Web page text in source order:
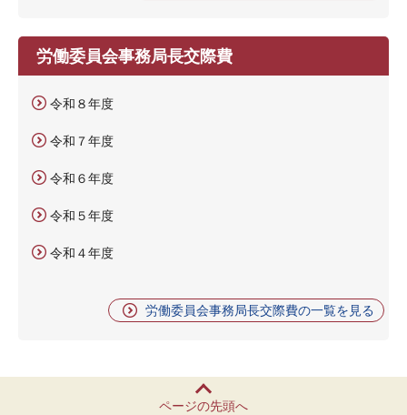
労働委員会事務局長交際費
令和８年度
令和７年度
令和６年度
令和５年度
令和４年度
労働委員会事務局長交際費の一覧を見る
ページの先頭へ